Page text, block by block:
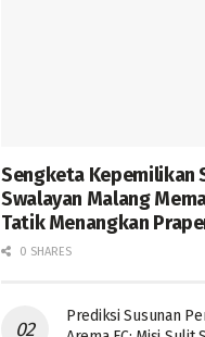
Sengketa Kepemilikan
Swalayan Malang
Tatik Menangkan
0 SHARES
Prediksi Susunan